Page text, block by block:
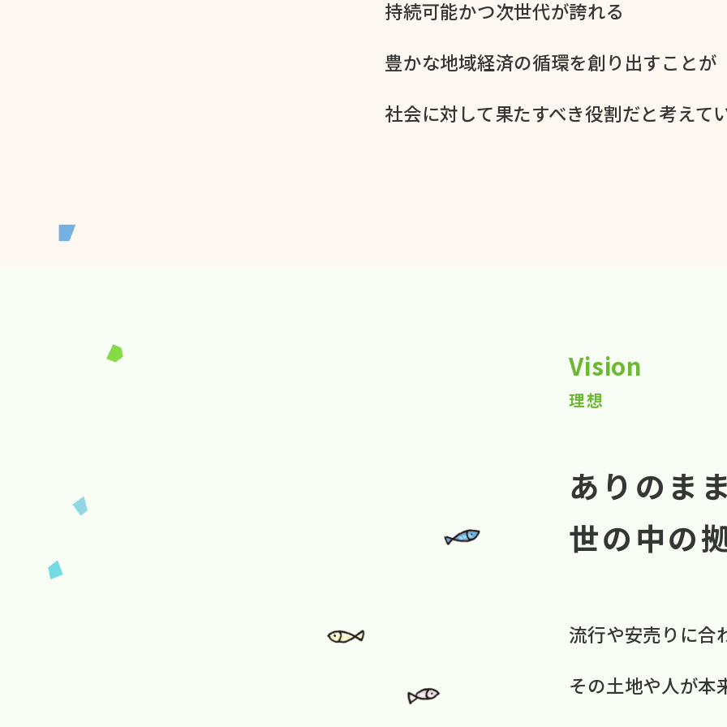
持続可能かつ次世代が​誇れる
豊かな​地域経済の​循環を​創り出すことが
社会に​対して​果た​すべき役割だと​考えて
Vision
理想
ありのま
世の中の
流行や​安売りに​合
その​土地や​人が​本